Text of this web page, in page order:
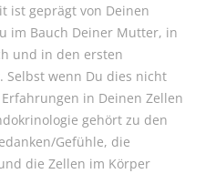
ist geprägt von Deinen
im Bauch Deiner Mutter, in
und in den ersten
Selbst wenn Du dies nicht
in Deinen Zellen
gehört zu den
Gefühle, die
die Zellen im Körper